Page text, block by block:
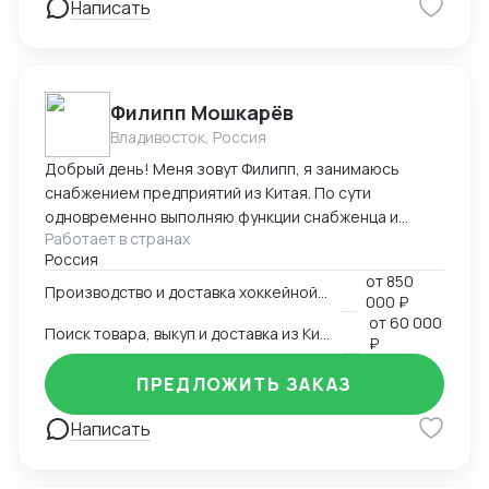
Написать
Филипп Мошкарёв
Владивосток, Россия
Добрый день! Меня зовут Филипп, я занимаюсь
снабжением предприятий из Китая. По сути
одновременно выполняю функции снабженца и
менеджера ВЭД. Чем могу быть полезен: - поиск
производителей в Китае; - выезд на производство и
проведение переговоров; - организация доставки
материалов от завода до объекта; - контроль
производственного процесса и сроков доставки; -
подготовка ВЭД документации и организация
денежного перевода в Китай; - организация
логистики от завода до вашего объекта
Работает в странах
Россия
от 850
000 ₽
от60 000
₽
Написать
ПРЕДЛОЖИТЬ ЗАКАЗ